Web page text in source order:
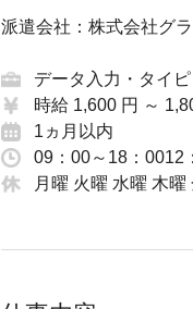
派遣会社：株式会社グ
データ入力・タイ
時給 1,600 円 ～
1ヵ月以内
09：00～18：0012
月曜 火曜 水曜 木曜